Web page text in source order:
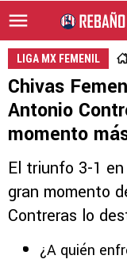
LIGA MX FEMENIL
Chivas
Antonio
momento
El triunfo 3-1
gran momento
Contreras lo
¿A quién